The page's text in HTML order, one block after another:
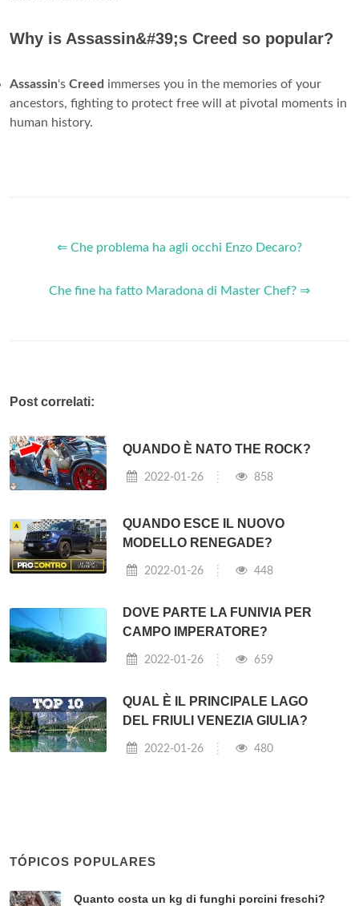
Why is Assassin&#39;s Creed so popular?
Assassin's Creed immerses you in the memories of your
ancestors, fighting to protect free will at pivotal moments in
human history.
⇐ Che problema ha agli occhi Enzo Decaro?
Che fine ha fatto Maradona di Master Chef? ⇒
Post correlati:
QUANDO È NATO THE ROCK?
2022-01-26 858
QUANDO ESCE IL NUOVO
MODELLO RENEGADE?
2022-01-26 448
DOVE PARTE LA FUNIVIA PER
CAMPO IMPERATORE?
2022-01-26 659
QUAL È IL PRINCIPALE LAGO
DEL FRIULI VENEZIA GIULIA?
2022-01-26 480
TÓPICOS POPULARES
Quanto costa un kg di funghi porcini freschi?